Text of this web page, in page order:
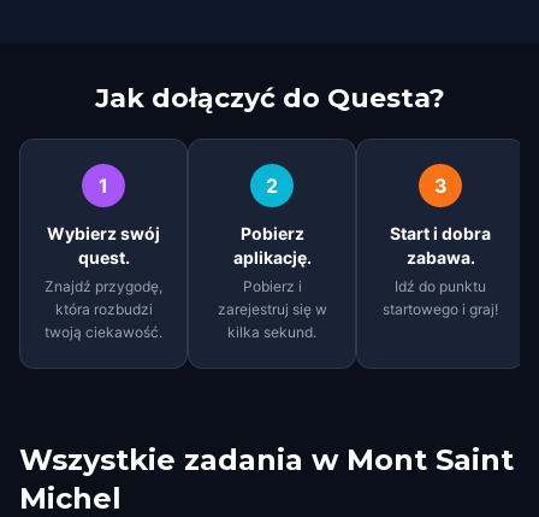
Jak dołączyć do Questa?
1
Wybierz swój
quest.
Znajdź przygodę,
która rozbudzi
twoją ciekawość.
2
Pobierz
aplikację.
Pobierz i
zarejestruj się w
kilka sekund.
3
Start i dobra
zabawa.
Idź do punktu
startowego i graj!
Wszystkie zadania w Mont Saint
Michel